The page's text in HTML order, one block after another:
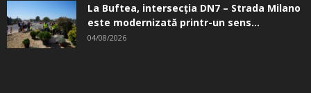
La Buftea, intersecţia DN7 – Strada Milano
este modernizată printr-un sens...
04/08/2026